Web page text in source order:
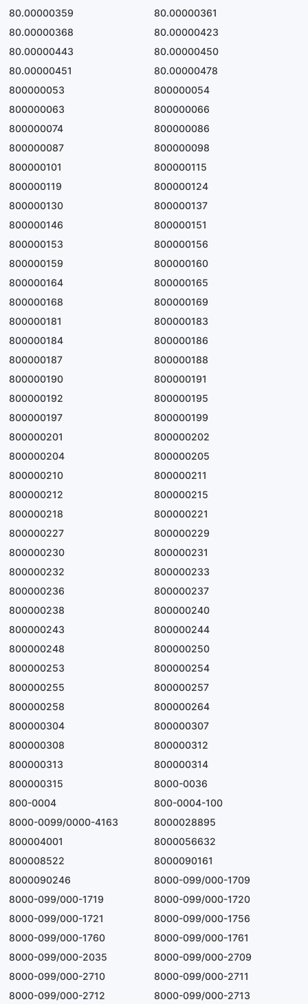
80.00000359
80.00000361
80.00000368
80.00000423
80.00000443
80.00000450
80.00000451
80.00000478
800000053
800000054
800000063
800000066
800000074
800000086
800000087
800000098
800000101
800000115
800000119
800000124
800000130
800000137
800000146
800000151
800000153
800000156
800000159
800000160
800000164
800000165
800000168
800000169
800000181
800000183
800000184
800000186
800000187
800000188
800000190
800000191
800000192
800000195
800000197
800000199
800000201
800000202
800000204
800000205
800000210
800000211
800000212
800000215
800000218
800000221
800000227
800000229
800000230
800000231
800000232
800000233
800000236
800000237
800000238
800000240
800000243
800000244
800000248
800000250
800000253
800000254
800000255
800000257
800000258
800000264
800000304
800000307
800000308
800000312
800000313
800000314
800000315
8000-0036
800-0004
800-0004-100
8000-0099/0000-4163
8000028895
800004001
8000056632
800008522
8000090161
8000090246
8000-099/000-1709
8000-099/000-1719
8000-099/000-1720
8000-099/000-1721
8000-099/000-1756
8000-099/000-1760
8000-099/000-1761
8000-099/000-2035
8000-099/000-2709
8000-099/000-2710
8000-099/000-2711
8000-099/000-2712
8000-099/000-2713